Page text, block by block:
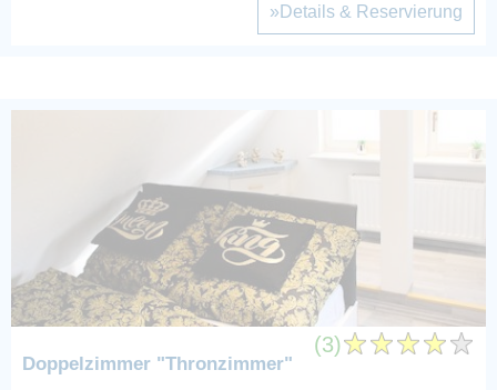
»Details & Reservierung
(3)
Doppelzimmer "Thronzimmer"